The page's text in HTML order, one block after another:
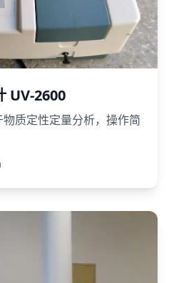
UV-2600
质定性定量分析，操作简